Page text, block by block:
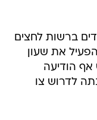
ברשות לחצים
את שעון
אף הודיעה
לדרוש צו